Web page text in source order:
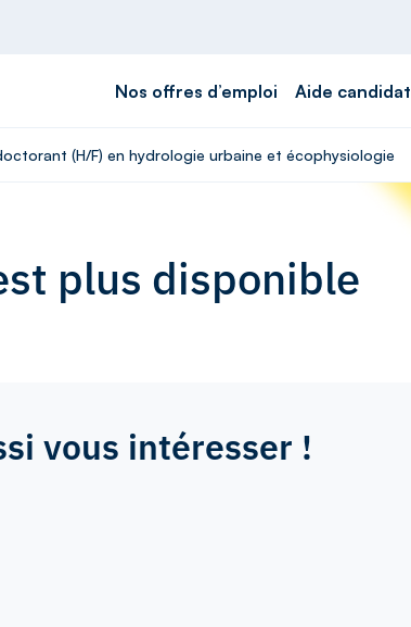
Nos offres d’emploi Aide candidat
(H/F) en hydrologie urbaine et écophysiologie
plus disponible
vous intéresser !